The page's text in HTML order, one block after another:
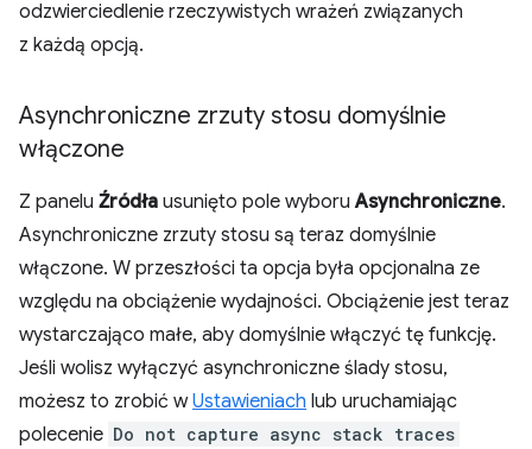
odzwierciedlenie rzeczywistych wrażeń związanych
z każdą opcją.
Asynchroniczne zrzuty stosu domyślnie
włączone
Z panelu Źródła usunięto pole wyboruAsynchroniczne.
Asynchroniczne zrzuty stosu są teraz domyślnie
włączone. W przeszłości ta opcja była opcjonalna ze
względu na obciążenie wydajności. Obciążenie jest teraz
wystarczająco małe, aby domyślnie włączyć tę funkcję.
Jeśli wolisz wyłączyć asynchroniczne ślady stosu,
możesz to zrobić wUstawieniach lub uruchamiając
polecenie Do not capture async stack traces